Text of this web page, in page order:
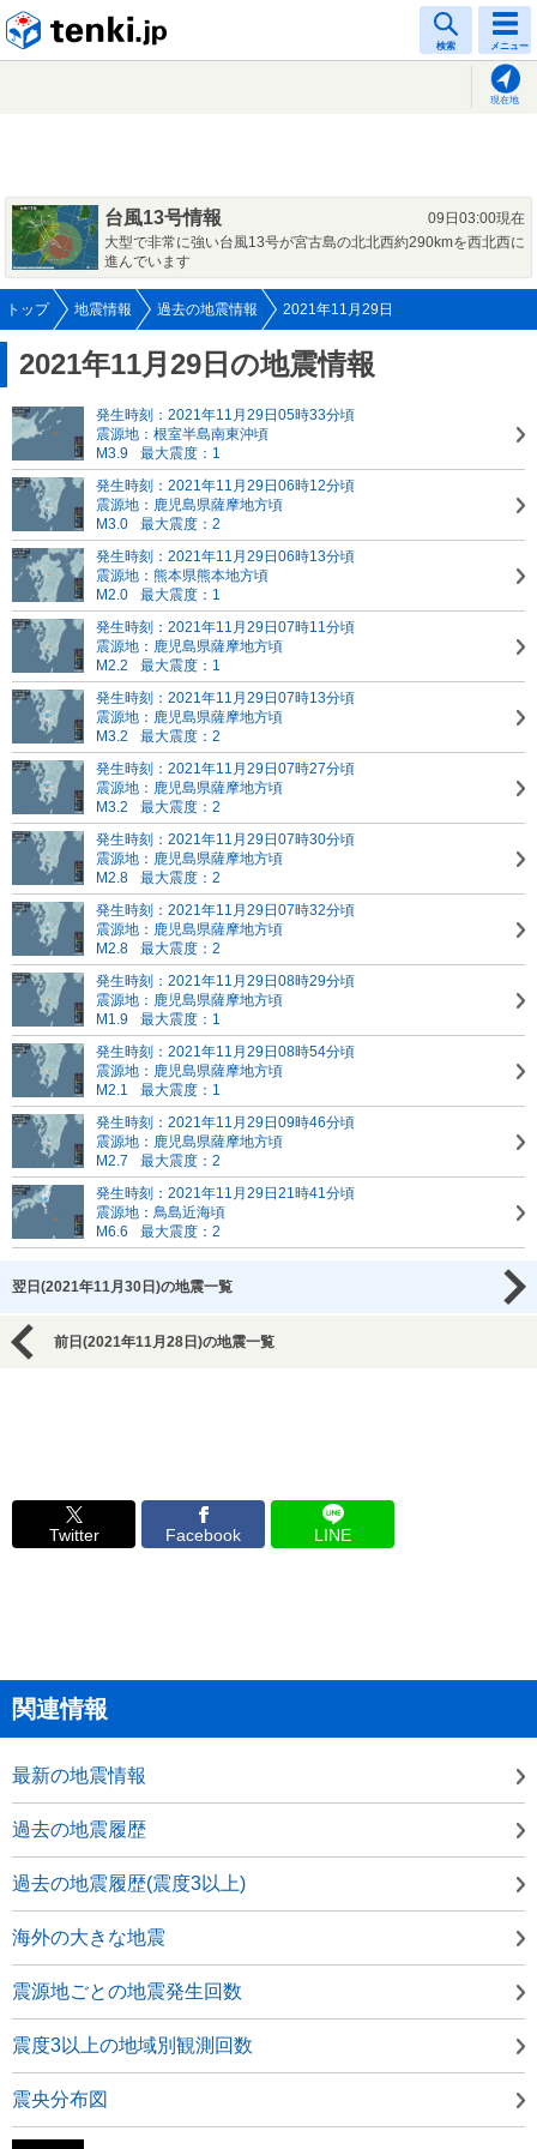
検索 メニュー
現在地
台風13号情報
09日03:00現在
大型で非常に強い台風13号が宮古島の北北西約290kmを西北西に
進んでいます
トップ 地震情報 過去の地震情報 2021年11月29日
2021年11月29日の地震情報
発生時刻：2021年11月29日05時33分頃
震源地：根室半島南東沖頃
M3.9
最大震度：1
発生時刻：2021年11月29日06時12分頃
震源地：鹿児島県薩摩地方頃
M3.0
最大震度：2
発生時刻：2021年11月29日06時13分頃
震源地：熊本県熊本地方頃
M2.0
最大震度：1
発生時刻：2021年11月29日07時11分頃
震源地：鹿児島県薩摩地方頃
M2.2
最大震度：1
発生時刻：2021年11月29日07時13分頃
震源地：鹿児島県薩摩地方頃
M3.2
最大震度：2
発生時刻：2021年11月29日07時27分頃
震源地：鹿児島県薩摩地方頃
M3.2
最大震度：2
発生時刻：2021年11月29日07時30分頃
震源地：鹿児島県薩摩地方頃
M2.8
最大震度：2
発生時刻：2021年11月29日07時32分頃
震源地：鹿児島県薩摩地方頃
M2.8
最大震度：2
発生時刻：2021年11月29日08時29分頃
震源地：鹿児島県薩摩地方頃
M1.9
最大震度：1
発生時刻：2021年11月29日08時54分頃
震源地：鹿児島県薩摩地方頃
M2.1
最大震度：1
発生時刻：2021年11月29日09時46分頃
震源地：鹿児島県薩摩地方頃
M2.7
最大震度：2
発生時刻：2021年11月29日21時41分頃
震源地：鳥島近海頃
M6.6
最大震度：2
翌日(2021年11月30日)の地震一覧
前日(2021年11月28日)の地震一覧
Twitter Facebook LINE
関連情報
最新の地震情報
過去の地震履歴
過去の地震履歴(震度3以上)
海外の大きな地震
震源地ごとの地震発生回数
震度3以上の地域別観測回数
震央分布図